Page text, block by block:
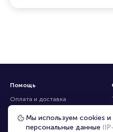
Помощь
Оплата и доставка
Частые вопросы
Перепродажа билетов
Мы используем cookies
персональные данные